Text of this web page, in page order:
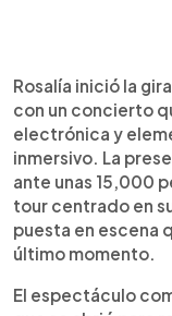
►
Rosalía inició su
espectáculo
electrónica y
presentación,
mantuvo en
inicio. El show
disco, aunque
artista alternó
interacción con
como un
Rosalía inició la
con un concierto
electrónica y
inmersivo. La
ante unas 15,000
tour centrado en
puesta en escena
último momento.
El espectáculo